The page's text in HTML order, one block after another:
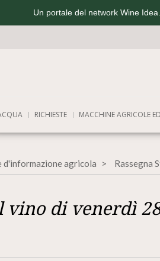
Un portale del network Wine
RICHIESTE MACCHINE AGRICOLE
d'informazione agricola Rassegna
vino di venerdì